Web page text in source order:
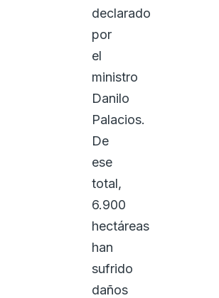
declarado
por
el
ministro
Danilo
Palacios.
De
ese
total,
6.900
hectáreas
han
sufrido
daños